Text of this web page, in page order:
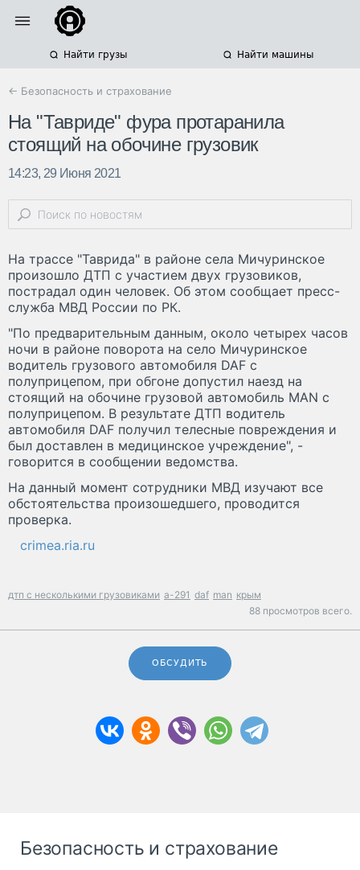
Найти грузы Найти машины
← Безопасность и страхование
На "Тавриде" фура протаранила
стоящий на обочине грузовик
14:23, 29 Июня 2021
На трассе "Таврида" в районе села Мичуринское
произошло ДТП с участием двух грузовиков,
пострадал один человек. Об этом сообщает пресс-
служба МВД России по РК.
"По предварительным данным, около четырех часов
ночи в районе поворота на село Мичуринское
водитель грузового автомобиля DAF с
полуприцепом, при обгоне допустил наезд на
стоящий на обочине грузовой автомобиль MAN с
полуприцепом. В результате ДТП водитель
автомобиля DAF получил телесные повреждения и
был доставлен в медицинское учреждение", -
говорится в сообщении ведомства.
На данный момент сотрудники МВД изучают все
обстоятельства произошедшего, проводится
проверка.
crimea.ria.ru
дтп с несколькими грузовиками а-291 daf man крым
88 просмотров всего.
ОБСУДИТЬ
Безопасность и страхование